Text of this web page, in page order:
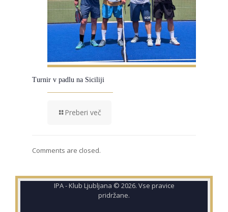
Turnir v padlu na Siciliji
Preberi več
Comments are closed.
IPA - Klub Ljubljana © 2026. Vse pravice
pridržane.